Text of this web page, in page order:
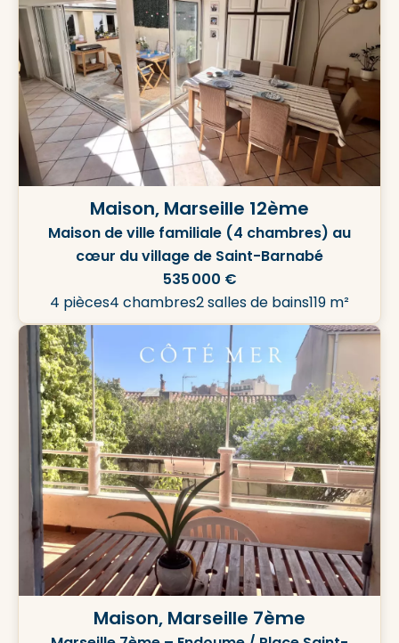
Maison, Marseille 12ème
Maison de ville familiale (4 chambres) au
cœur du village de Saint-Barnabé
535 000 €
4 pièces4 chambres2 salles de bains119 m²
Maison, Marseille 7ème